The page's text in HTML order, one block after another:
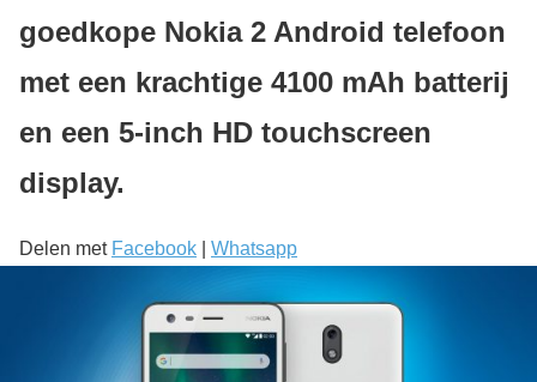
goedkope Nokia 2 Android telefoon
met een krachtige 4100 mAh batterij
en een 5-inch HD touchscreen
display.
Delen met Facebook Whatsapp